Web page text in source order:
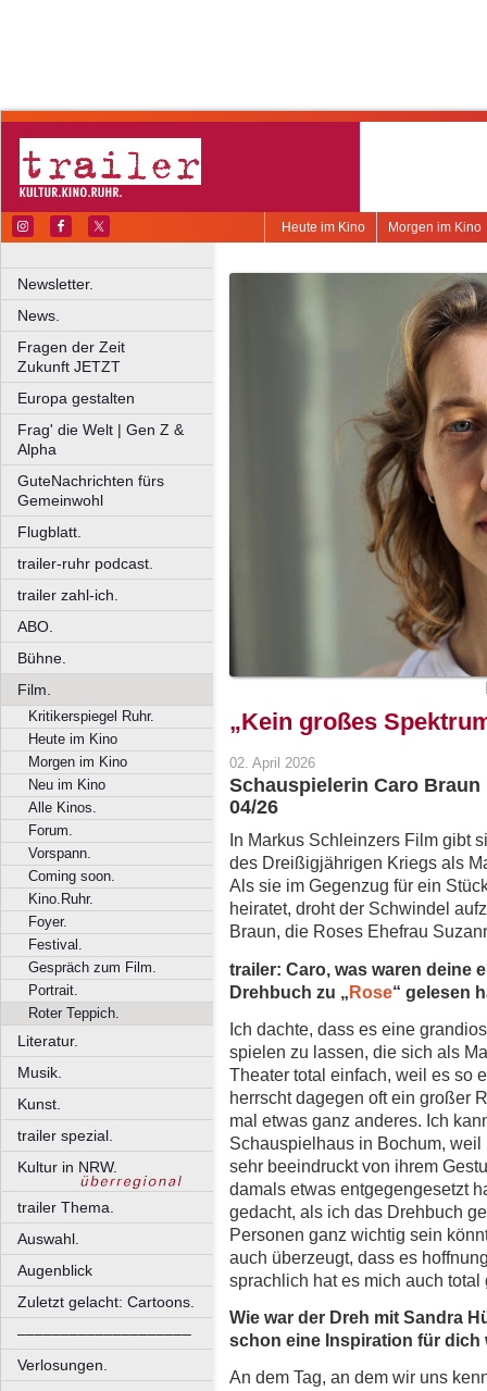
Morgen im Kino
Heute im Kino
Newsletter.
News.
Fragen der Zeit
Zukunft JETZT
Europa gestalten
Frag' die Welt | Gen Z &
Alpha
GuteNachrichten fürs
Gemeinwohl
Flugblatt.
trailer-ruhr podcast.
trailer zahl-ich.
ABO.
Bühne.
Film.
Kritikerspiegel Ruhr.
Heute im Kino
Morgen im Kino
Neu im Kino
Alle Kinos.
Forum.
Vorspann.
Coming soon.
Kino.Ruhr.
Foyer.
Festival.
Gespräch zum Film.
Portrait.
Roter Teppich.
Literatur.
Musik.
Kunst.
trailer spezial.
Kultur in NRW.
trailer Thema.
Auswahl.
Augenblick
Zuletzt gelacht: Cartoons.
––––––––––––––––––––
Verlosungen.
„Kein großes
02. April 2026
Schauspielerin Caro Braun
04/26
In Markus Schleinzers Film gibt
des Dreißigjährigen Kriegs als
Als sie im Gegenzug für ein
heiratet, droht der Schwindel
Braun, die Roses Ehefrau
trailer: Caro, was waren deine
Drehbuch zu „ Rose“ gelesen
Ich dachte, dass es eine
spielen zu lassen, die sich als
Theater total einfach, weil es so
herrscht dagegen oft ein großer
mal etwas ganz anderes. Ich
Schauspielhaus in Bochum,
sehr beeindruckt von ihrem
damals etwas entgegengesetzt
gedacht, als ich das Drehbuch
Personen ganz wichtig sein
auch überzeugt, dass es
sprachlich hat es mich auch total
Wie war der Dreh mit Sandra
schon eine Inspiration für dich
An dem Tag, an dem wir uns